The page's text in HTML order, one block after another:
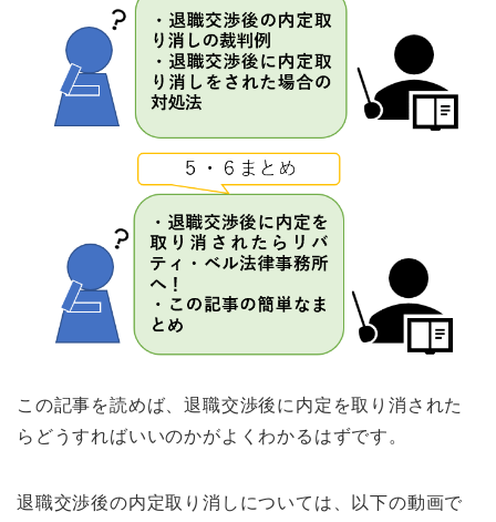
この記事を読めば、退職交渉後に内定を取り消された
らどうすればいいのかがよくわかるはずです。
退職交渉後の内定取り消しについては、以下の動画で